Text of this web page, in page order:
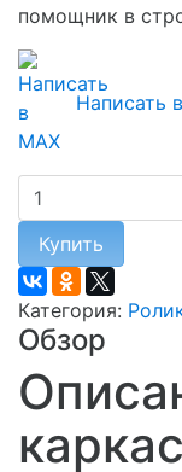
помощник в
Написать
Купить
Категория:
Обзор